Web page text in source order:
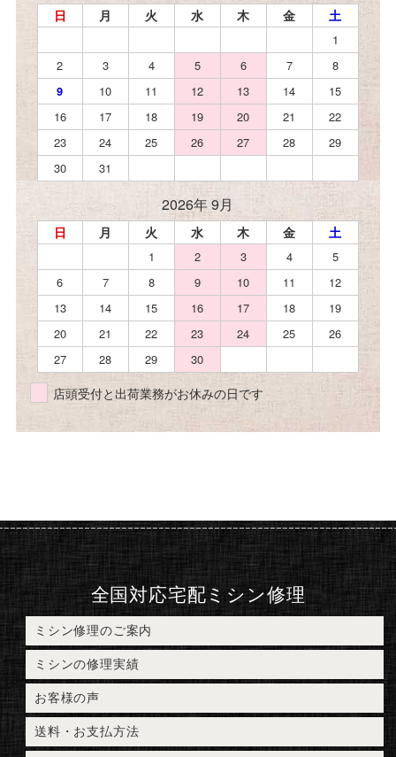
日 月 火 水 木 金 土
1
2
3 4 5 6 7
8
9
10 11 12 13 14
15
16
17 18 19 20 21
22
23
24 25 26 27 28
29
30
31
2026年 9月
日 月 火 水 木 金 土
1 2 3 4
5
6
7 8 9 10 11
12
13
14 15 16 17 18
19
20
21 22 23 24 25
26
27
28 29 30
店頭受付と出荷業務がお休みの日です
全国対応宅配ミシン修理
ミシン修理のご案内
ミシンの修理実績
お客様の声
送料・お支払方法